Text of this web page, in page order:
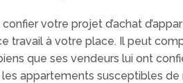
confier votre projet d’achat
ce travail à votre place. Il peut
que ses vendeurs lui ont
appartements susceptibles de